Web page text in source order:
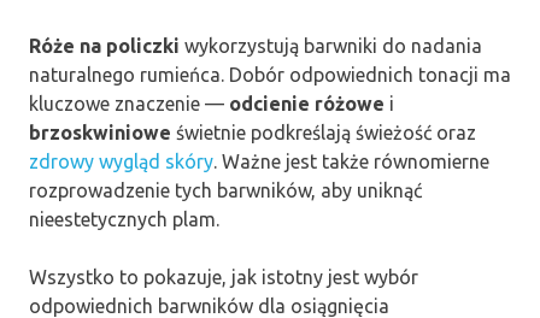
Róże na policzki wykorzystują barwniki do nadania
naturalnego rumieńca. Dobór odpowiednich tonacji ma
kluczowe znaczenie — odcienie różowe i
brzoskwiniowe świetnie podkreślają świeżość oraz
zdrowy wygląd skóry. Ważne jest także równomierne
rozprowadzenie tych barwników, aby uniknąć
nieestetycznych plam.
Wszystko to pokazuje, jak istotny jest wybór
odpowiednich barwników dla osiągnięcia